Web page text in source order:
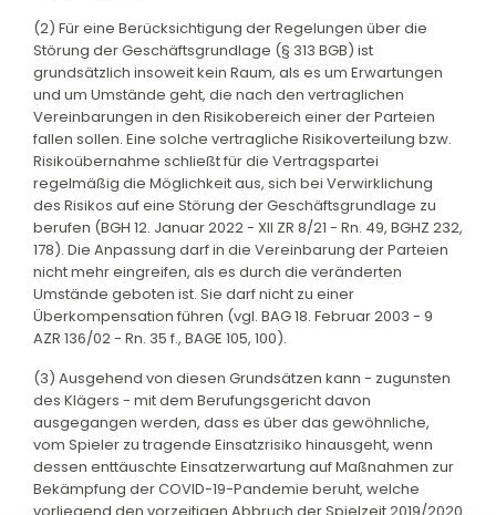
(2) Für eine Berücksichtigung der Regelungen über die
Störung der Geschäftsgrundlage (§ 313 BGB) ist
grundsätzlich insoweit kein Raum, als es um Erwartungen
und um Umstände geht, die nach den vertraglichen
Vereinbarungen in den Risikobereich einer der Parteien
fallen sollen. Eine solche vertragliche Risikoverteilung bzw.
Risikoübernahme schließt für die Vertragspartei
regelmäßig die Möglichkeit aus, sich bei Verwirklichung
des Risikos auf eine Störung der Geschäftsgrundlage zu
berufen (BGH 12. Januar 2022 - XII ZR 8/21 - Rn. 49, BGHZ 232,
178). Die Anpassung darf in die Vereinbarung der Parteien
nicht mehr eingreifen, als es durch die veränderten
Umstände geboten ist. Sie darf nicht zu einer
Überkompensation führen (vgl. BAG 18. Februar 2003 - 9
AZR 136/02 - Rn. 35 f., BAGE 105, 100).
(3) Ausgehend von diesen Grundsätzen kann - zugunsten
des Klägers - mit dem Berufungsgericht davon
ausgegangen werden, dass es über das gewöhnliche,
vom Spieler zu tragende Einsatzrisiko hinausgeht, wenn
dessen enttäuschte Einsatzerwartung auf Maßnahmen zur
Bekämpfung der COVID-19-Pandemie beruht, welche